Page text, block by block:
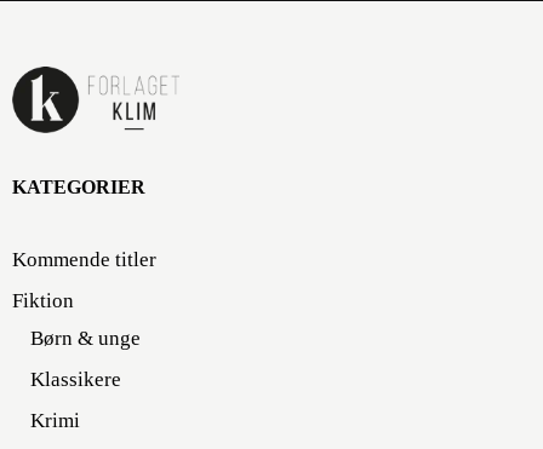
KATEGORIER
Kommende titler
Fiktion
Børn & unge
Klassikere
Krimi